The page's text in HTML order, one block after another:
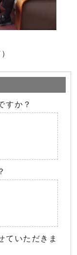
すか？
ていただきま